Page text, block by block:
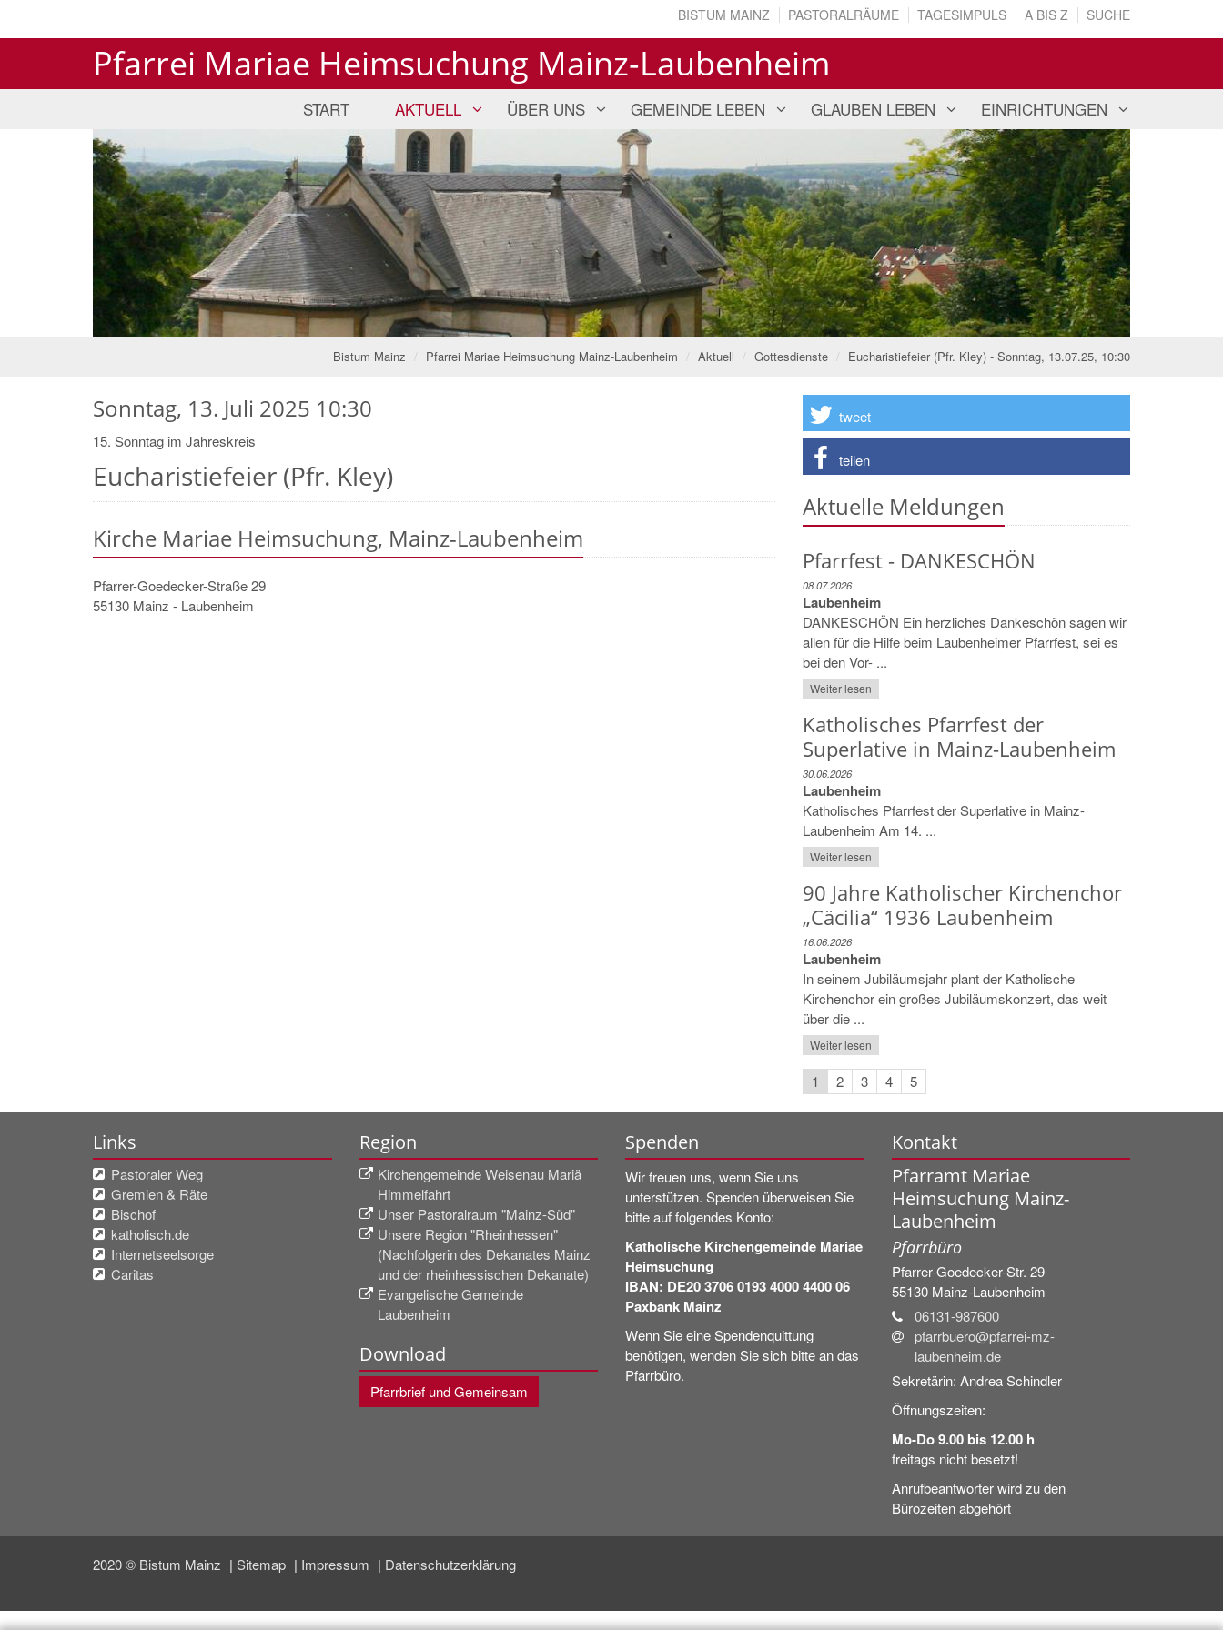
BISTUM MAINZ PASTORALRÄUME TAGESIMPULS A BIS Z SUCHE
Pfarrei Mariae Heimsuchung Mainz-Laubenheim
START AKTUELL ÜBER UNS GEMEINDE LEBEN GLAUBEN LEBEN EINRICHTUNGEN
Bistum Mainz Pfarrei Mariae Heimsuchung Mainz-Laubenheim Aktuell Gottesdienste Eucharistiefeier (Pfr. Kley) - Sonntag, 13.07.25, 10:30
Eucharistiefeier (Pfr. Kley)
Sonntag, 13. Juli 2025 10:30
15. Sonntag im Jahreskreis
Kirche Mariae Heimsuchung, Mainz-Laubenheim
Pfarrer-Goedecker-Straße 29
55130 Mainz - Laubenheim
tweet
teilen
Aktuelle Meldungen
Pfarrfest - DANKESCHÖN
08.07.2026
Laubenheim
DANKESCHÖN Ein herzliches Dankeschön sagen wir
allen für die Hilfe beim Laubenheimer Pfarrfest, sei es
bei den Vor- ...
Weiter lesen
Katholisches Pfarrfest der
Superlative in Mainz-Laubenheim
30.06.2026
Laubenheim
Katholisches Pfarrfest der Superlative in Mainz-
Laubenheim Am 14. ...
Weiter lesen
90 Jahre Katholischer Kirchenchor
„Cäcilia“ 1936 Laubenheim
16.06.2026
Laubenheim
In seinem Jubiläumsjahr plant der Katholische
Kirchenchor ein großes Jubiläumskonzert, das weit
über die ...
Weiter lesen
1 2 3 4 5
Links
Pastoraler Weg
Gremien & Räte
Bischof
katholisch.de
Internetseelsorge
Caritas
Region
Kirchengemeinde Weisenau Mariä
Himmelfahrt
Unser Pastoralraum "Mainz-Süd"
Unsere Region "Rheinhessen"
(Nachfolgerin des Dekanates Mainz
und der rheinhessischen Dekanate)
Evangelische Gemeinde
Laubenheim
Download
Pfarrbrief und Gemeinsam
Spenden
Wir freuen uns, wenn Sie uns
unterstützen. Spenden überweisen Sie
bitte auf folgendes Konto:
Katholische Kirchengemeinde Mariae
Heimsuchung
IBAN: DE20 3706 0193 4000 4400 06
Paxbank Mainz
Wenn Sie eine Spendenquittung
benötigen, wenden Sie sich bitte an das
Pfarrbüro.
Kontakt
Pfarramt Mariae
Heimsuchung Mainz-
Laubenheim
Pfarrbüro
Pfarrer-Goedecker-Str. 29
55130 Mainz-Laubenheim
06131-987600
pfarrbuero@pfarrei-mz-
laubenheim.de
Sekretärin: Andrea Schindler
Öffnungszeiten:
Mo-Do 9.00 bis 12.00 h
freitags nicht besetzt!
Anrufbeantworter wird zu den
Bürozeiten abgehört
2020 © Bistum Mainz Sitemap Impressum Datenschutzerklärung